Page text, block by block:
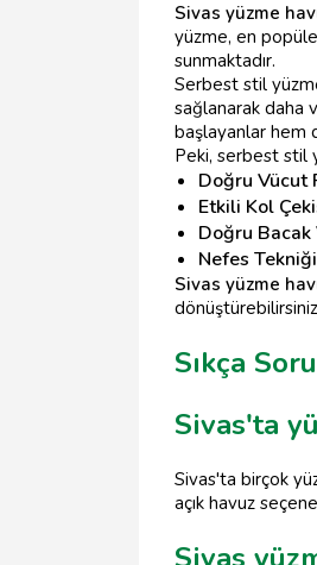
Sivas yüzme
yüzme, en
sunmaktadır.
Serbest stil
sağlanarak daha
başlayanlar hem
Peki, serbest stil
Doğru Vücut
Etkili Kol
Doğru Bacak
Nefes
Sivas yüzme
Sıkça
Sivas'ta
Sivas'ta birçok
açık havuz